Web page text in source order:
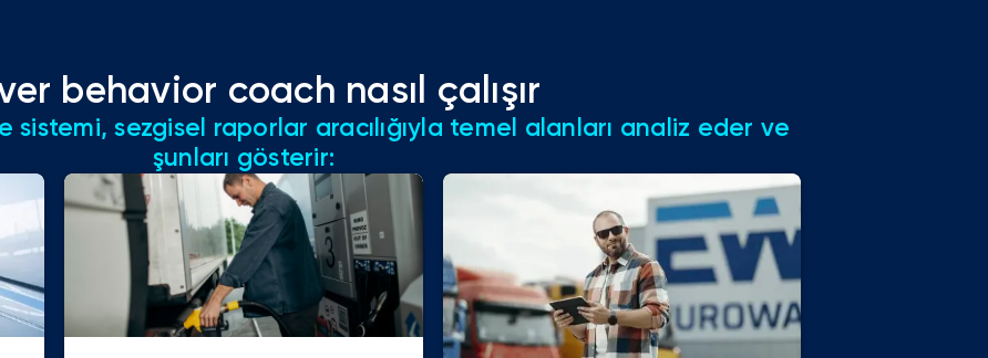
behavior coach nasıl çalışır
sistemi, sezgisel raporlar aracılığıyla temel alanları analiz eder ve
şunları gösterir: